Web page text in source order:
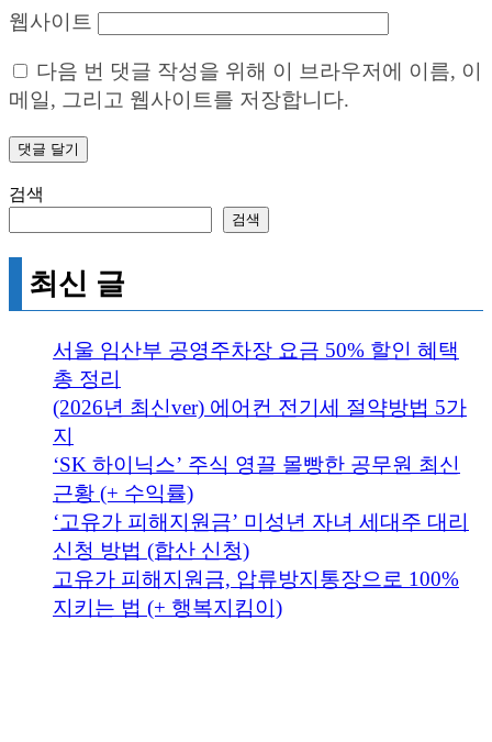
웹사이트
다음 번 댓글 작성을 위해 이 브라우저에 이름, 이
메일, 그리고 웹사이트를 저장합니다.
검색
검색
최신 글
서울 임산부 공영주차장 요금 50% 할인 혜택
총 정리
(2026년 최신ver) 에어컨 전기세 절약방법 5가
지
‘SK 하이닉스’ 주식 영끌 몰빵한 공무원 최신
근황 (+ 수익률)
‘고유가 피해지원금’ 미성년 자녀 세대주 대리
신청 방법 (합산 신청)
고유가 피해지원금, 압류방지통장으로 100%
지키는 법 (+ 행복지킴이)